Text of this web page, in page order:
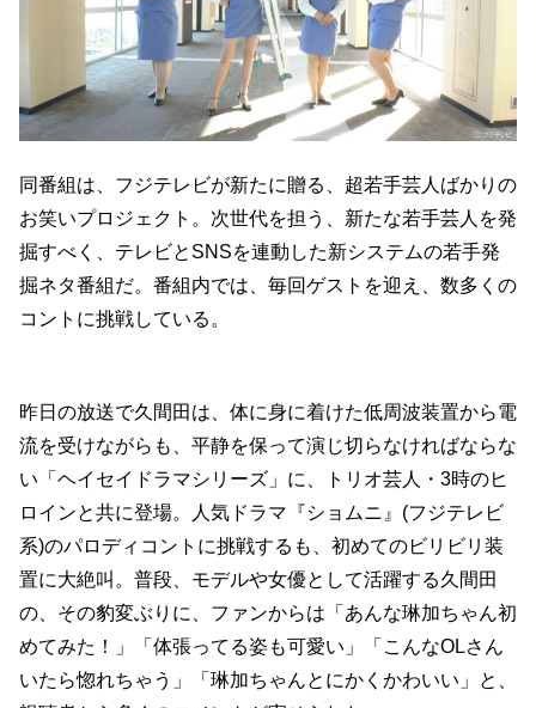
同番組は、フジテレビが新たに贈る、超若手芸人ばかりの
お笑いプロジェクト。次世代を担う、新たな若手芸人を発
掘すべく、テレビとSNSを連動した新システムの若手発
掘ネタ番組だ。番組内では、毎回ゲストを迎え、数多くの
コントに挑戦している。
昨日の放送で久間田は、体に身に着けた低周波装置から電
流を受けながらも、平静を保って演じ切らなければならな
い「ヘイセイドラマシリーズ」に、トリオ芸人・3時のヒ
ロインと共に登場。人気ドラマ『ショムニ』(フジテレビ
系)のパロディコントに挑戦するも、初めてのビリビリ装
置に大絶叫。普段、モデルや女優として活躍する久間田
の、その豹変ぶりに、ファンからは「あんな琳加ちゃん初
めてみた！」「体張ってる姿も可愛い」「こんなOLさん
いたら惚れちゃう」「琳加ちゃんとにかくかわいい」と、